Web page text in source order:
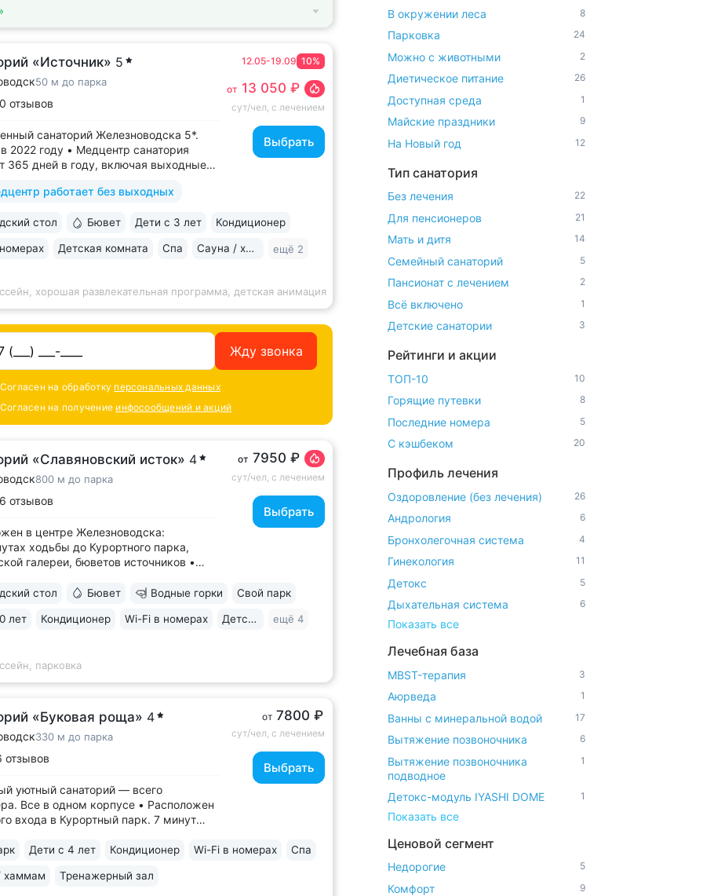
«Источник» 5
50 м до парка
отзывов
санаторий Железноводска 5*.
2022 году • Медцентр санатория
365 дней в году, включая выходные
курортный парк, Пушкинская
бальнеогрязелечебница,
работает без выходных
12.05-19.09 10%
от 13 050 ₽
сут/чел, с лечением
Выбрать
стол Бювет Дети с 3 лет Кондиционер
Детская комната Спа Сауна / хаммам ещё 2
хорошая развлекательная программа, детская анимация
Жду звонка
Согласен на обработку персональных данных
Согласен на получение инфосообщений и акций
«Славяновский исток» 4
800 м до парка
отзывов
в центре Железноводска:
ходьбы до Курортного парка,
галереи, бюветов источников •
водой № 61, которую можно
типа показан для лечения
от 7950 ₽
сут/чел, с лечением
Выбрать
стол Бювет Водные горки Свой парк
лет Кондиционер Wi-Fi в номерах Детская комната ещё 4
парковка
«Буковая роща» 4
330 м до парка
отзывов
уютный санаторий — всего
Все в одном корпусе • Расположен
входа в Курортный парк. 7 минут
лестницы, 15 минут до озера 30’ка •
видом на горы, парк, курортную
от 7800 ₽
сут/чел, с лечением
Выбрать
Дети с 4 лет Кондиционер Wi-Fi в номерах Спа
хаммам Тренажерный зал
В окружении леса 8
Парковка 24
Можно с животными 2
Диетическое питание 26
Доступная среда 1
Майские праздники 9
На Новый год 12
Тип санатория
Без лечения 22
Для пенсионеров 21
Мать и дитя 14
Семейный санаторий 5
Пансионат с лечением 2
Всё включено 1
Детские санатории 3
Рейтинги и акции
ТОП-10 10
Горящие путевки 8
Последние номера 5
С кэшбеком 20
Профиль лечения
Оздоровление (без лечения) 26
Андрология 6
Бронхолегочная система 4
Гинекология 11
Детокс 5
Дыхательная система 6
Показать все
Лечебная база
MBST-терапия 3
Аюрведа 1
Ванны с минеральной водой 17
Вытяжение позвоночника 6
Вытяжение позвоночника
подводное
1
Детокс-модуль IYASHI DOME 1
Показать все
Ценовой сегмент
Недорогие 5
Комфорт 9